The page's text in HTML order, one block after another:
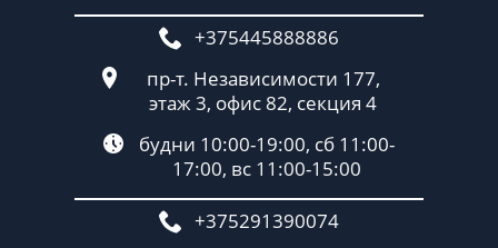
+375445888886
пр-т. Независимости 177,
этаж 3, офис 82, секция 4
будни 10:00-19:00, сб 11:00-
17:00, вс 11:00-15:00
+375291390074